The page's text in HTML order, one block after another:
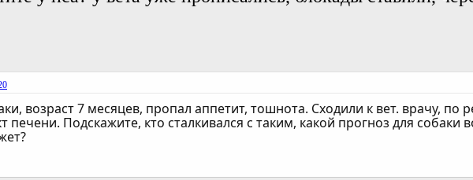
возраст 7 месяцев, пропал аппетит, тошнота. Сходили к вет. врачу,
печени. Подскажите, кто сталкивался с таким, какой прогноз для